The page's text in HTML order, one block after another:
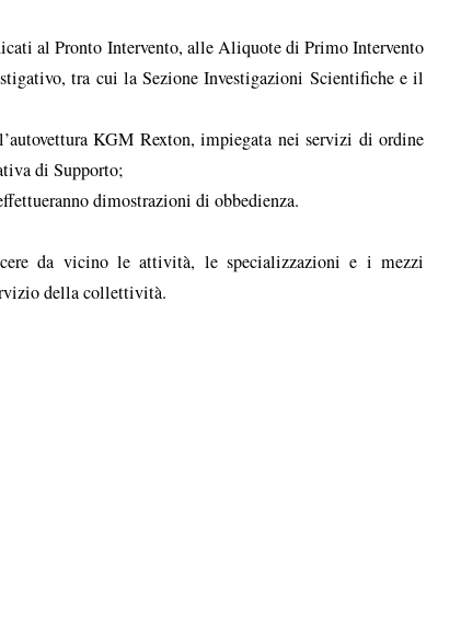
al Pronto Intervento, alle Aliquote di Primo Intervento
tra cui la Sezione Investigazioni Scientifiche e il
KGM Rexton, impiegata nei servizi di ordine
di Supporto;
dimostrazioni di obbedienza.
da vicino le attività, le specializzazioni e i mezzi
della collettività.